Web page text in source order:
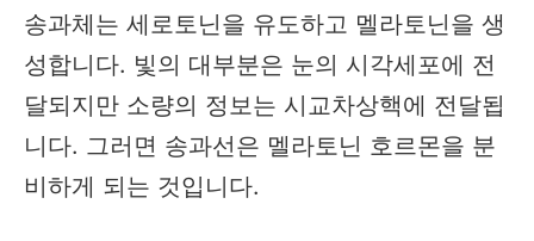
송과체는 세로토닌을 유도하고 멜라토닌을 생
성합니다. 빛의 대부분은 눈의 시각세포에 전
달되지만 소량의 정보는 시교차상핵에 전달됩
니다. 그러면 송과선은 멜라토닌 호르몬을 분
비하게 되는 것입니다.